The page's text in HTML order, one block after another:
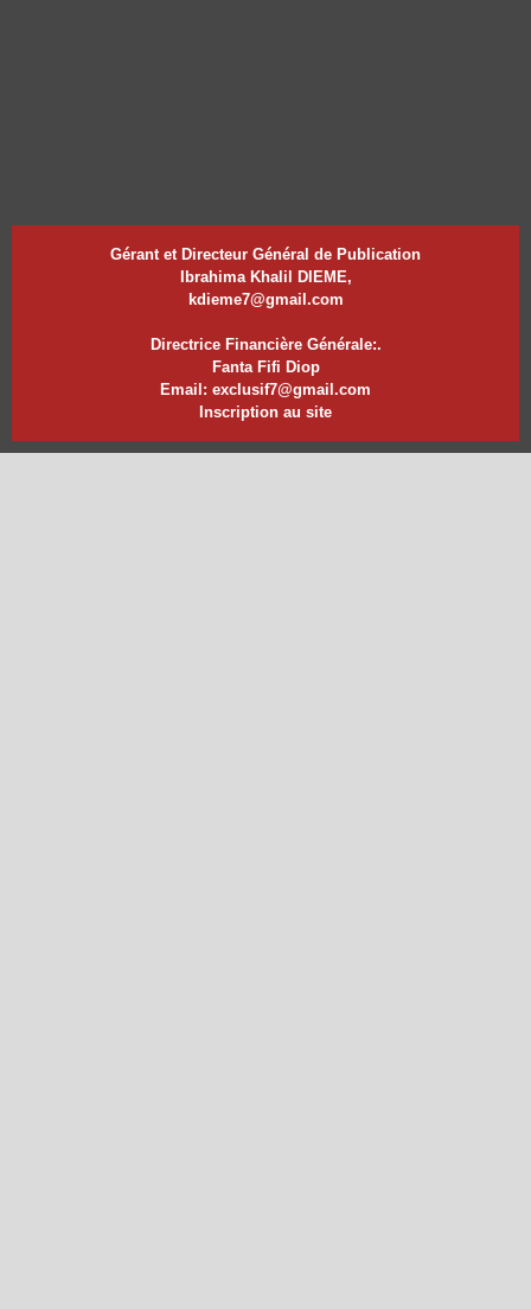
Gérant et Directeur Général de Publication
Ibrahima Khalil DIEME,
kdieme7@gmail.com
Directrice Financière Générale:.
Fanta Fifi Diop
Email: exclusif7@gmail.com
Inscription au site